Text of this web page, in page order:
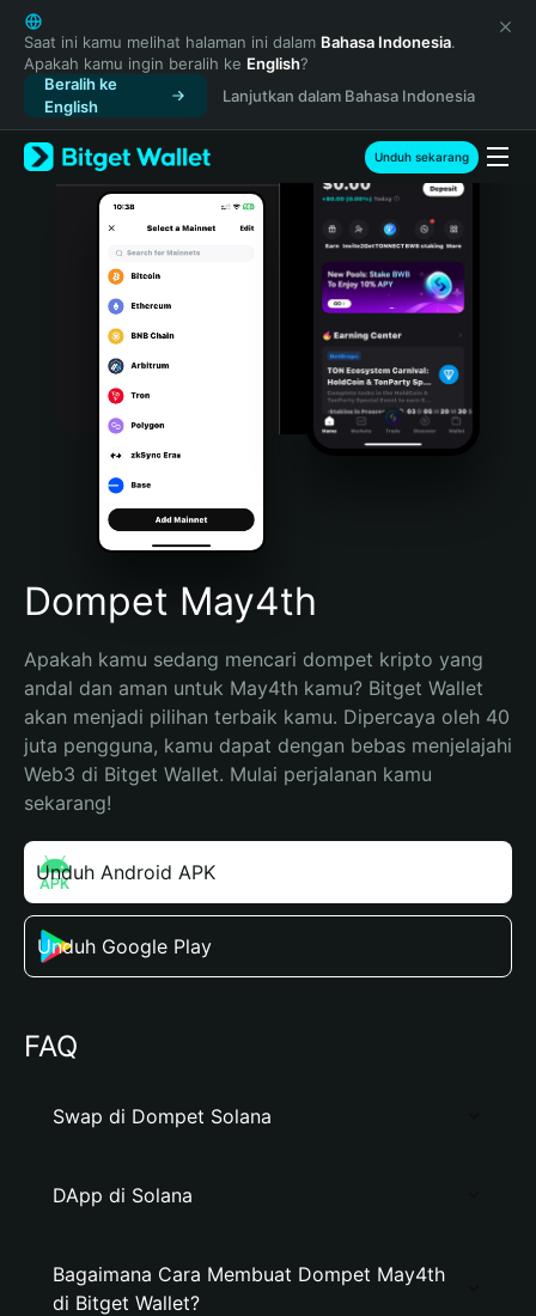
English
日本語
Tiếng Việt
Русский
Español (Latinoamérica)
Türkçe
Italiano
Português (Portugal)
Bahasa Indonesia
Português (Brasil)
Español (Argentina)
Saat ini kamu melihat halaman ini dalam Bahasa Indonesia.
Apakah kamu ingin beralih ke English?
Beralih ke
English
Lanjutkan dalam Bahasa Indonesia
Unduh sekarang
Dompet May4th
Apakah kamu sedang mencari dompet kripto yang
andal dan aman untuk May4th kamu? Bitget Wallet
akan menjadi pilihan terbaik kamu. Dipercaya oleh 40
juta pengguna, kamu dapat dengan bebas menjelajahi
Web3 di Bitget Wallet. Mulai perjalanan kamu
sekarang!
Unduh Android APK
Unduh Google Play
FAQ
Swap di Dompet Solana
DApp di Solana
Bagaimana Cara Membuat Dompet May4th
di Bitget Wallet?